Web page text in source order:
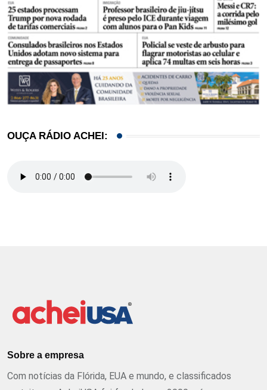
OUÇA RÁDIO ACHEI:
Sobre a empresa
Com notícias da Flórida, EUA e mundo, e classificados